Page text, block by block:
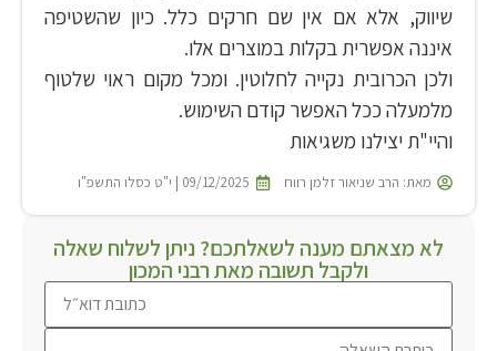
שיווק, אלא אם אין שם חרקים כלל. כיון שהשטיפה
איננה אפשרית בקלות במוצרים אלו.
ולכן הכרובית נקייה לחלוטין. ומכל מקום ראוי שלטוף
מלמעלה ככל האפשר קודם השימוש.
והיי"ת יצילנו משגיאות
מאת: הרב שניאור זלמן רווח 09/12/2025 | י"ט כסלו התשפ"ו
לא מצאתם מענה לשאלתכם? ניתן לשלוח שאלה
ולקבל תשובה מאת רבני המכון